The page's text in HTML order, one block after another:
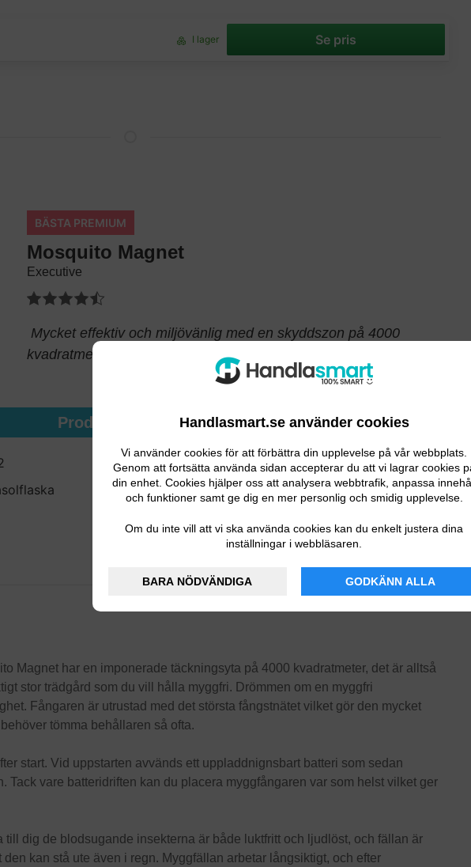
Handlasmart.se använder cookies
Vi använder cookies för att förbättra din upplevelse på vår webbplats.
Genom att fortsätta använda sidan accepterar du att vi lagrar cookies
din enhet. Cookies hjälper oss att analysera webbtrafik, anpassa
och funktioner samt ge dig en mer personlig och smidig upplevelse.
Om du inte vill att vi ska använda cookies kan du enkelt justera dina
inställningar i webbläsaren.
BARA NÖDVÄNDIGA GODKÄNN ALLA
I lager Se pris
BÄSTA PREMIUM
Mosquito Magnet
Executive
Mycket effektiv och miljövänlig med en skyddszon på 4000
kvadratmeter.
Produktegenskaper
Magnet har en imponerade täckningsyta på 4000 kvadratmeter, det är alltså
stor trädgård som du vill hålla myggfri. Drömmen om en myggfri
Fångaren är utrustad med det största fångstnätet vilket gör den mycket
tömma behållaren så ofta.
start. Vid uppstarten avvänds ett uppladdnignsbart batteri som sedan
Tack vare batteridriften kan du placera myggfångaren var som helst vilket ger
till dig de blodsugande insekterna är både luktfritt och ljudlöst, och fällan är
kan stå ute även i regn. Myggfällan arbetar långsiktigt, och efter